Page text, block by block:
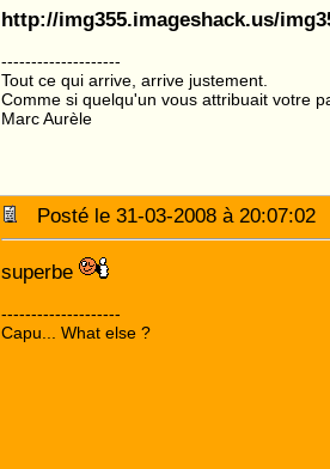
http://img355.imageshack.us/
--------------------
Tout ce qui arrive, arrive justement.
Comme si quelqu'un vous attribuait votre
Marc Aurèle
Posté le 31-03-2008 à
superbe
--------------------
Capu... What else ?